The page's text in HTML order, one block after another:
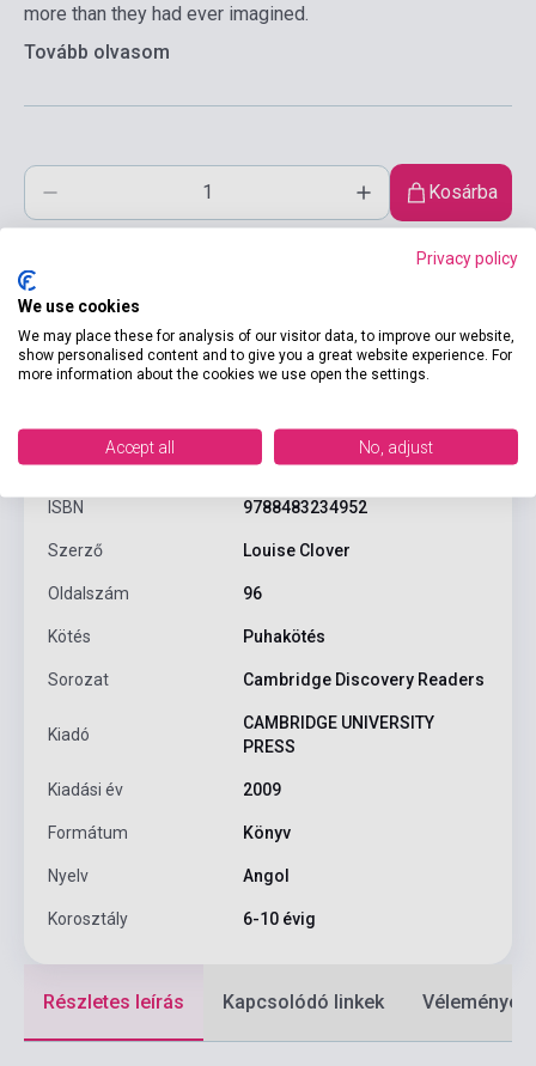
more than they had ever imagined.
Tovább olvasom
Kosárba
Termékjellemzők
ISBN 9788483234952
Szerző Louise Clover
Oldalszám 96
Kötés Puhakötés
Sorozat Cambridge Discovery Readers
Kiadó
CAMBRIDGE UNIVERSITY
PRESS
Kiadási év 2009
Formátum Könyv
Nyelv Angol
Korosztály 6-10 évig
Részletes leírás Kapcsolódó linkek Vélemények
Privacy policy
We use cookies
We may place these for analysis of our visitor data, to improve our website,
show personalised content and to give you a great website experience. For
more information about the cookies we use open the settings.
Accept all No, adjust